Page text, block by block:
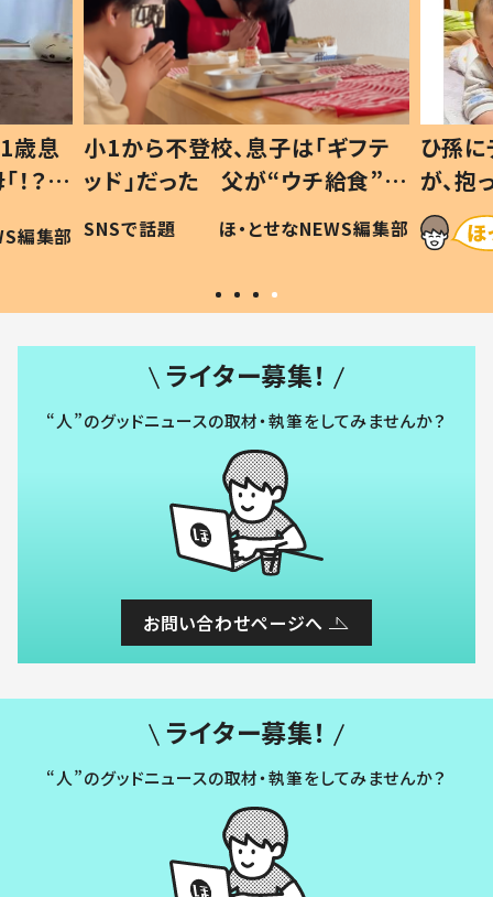
歳息
？」
編集部
小1から不登校、息子は「ギフテ
ッド」だった 父が“ウチ給食”を
作り続ける理由とは #令和の親
#令和の子
SNSで話題 ほ・とせなNEWS編集部
ひ孫
が、
「涙が
い」
ライター募集！
“人”のグッドニュースの取材・執筆をしてみませんか？
お問い合わせページへ
ライター募集！
“人”のグッドニュースの取材・執筆をしてみませんか？